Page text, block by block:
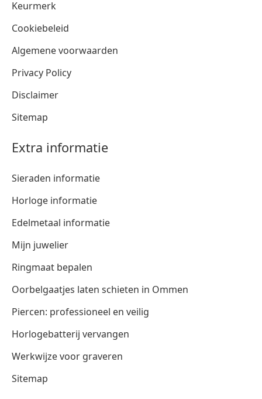
Keurmerk
Cookiebeleid
Algemene voorwaarden
Privacy Policy
Disclaimer
Sitemap
Extra informatie
Sieraden informatie
Horloge informatie
Edelmetaal informatie
Mijn juwelier
Ringmaat bepalen
Oorbelgaatjes laten schieten in Ommen
Piercen: professioneel en veilig
Horlogebatterij vervangen
Werkwijze voor graveren
Sitemap